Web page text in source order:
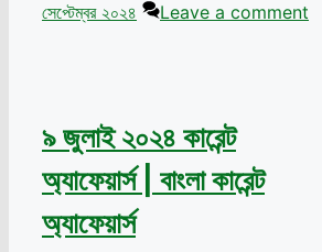
সেপ্টেম্বর ২০২৪
Leave a comment
৯ জুলাই ২০২৪ কারেন্ট
অ্যাফেয়ার্স | বাংলা কারেন্ট
অ্যাফেয়ার্স